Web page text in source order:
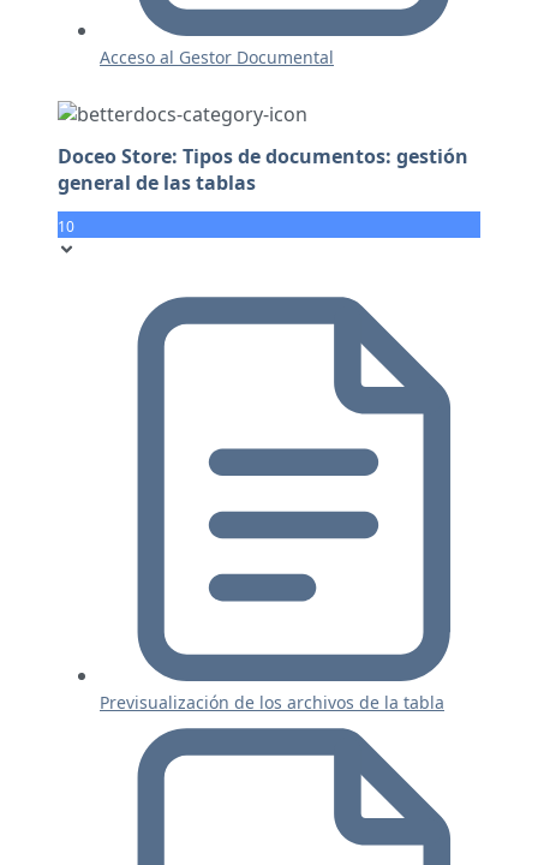
Acceso al Gestor Documental
Doceo Store: Tipos de documentos: gestión
general de las tablas
10
Previsualización de los archivos de la tabla